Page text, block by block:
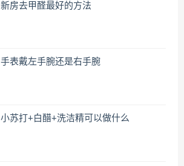
新房去甲醛最好的方法
手表戴左手腕还是右手腕
小苏打+白醋+洗洁精可以做什么